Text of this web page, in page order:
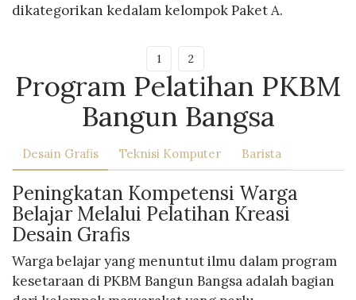
dikategorikan kedalam kelompok Paket A.
1 2
Program Pelatihan PKBM
Bangun Bangsa
Desain Grafis Teknisi Komputer Barista
Peningkatan Kompetensi Warga
Belajar Melalui Pelatihan Kreasi
Desain Grafis
Warga belajar yang menuntut ilmu dalam program
kesetaraan di PKBM Bangun Bangsa adalah bagian